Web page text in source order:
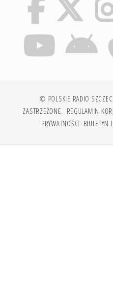
© POLSKIE RADIO
ZASTRZEŻONE. REGULAMIN
PRYWATNOŚCI BIULETYN